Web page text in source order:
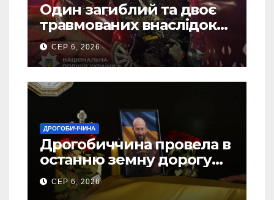
Один загиблий та двоє
травмованих внаслідок
ДТП на Самбірщині
СЕР 6, 2026
ДРОГОБИЧЧИНА
Дрогобиччина провела в
останню земну дорогу
свого Захисника – Олега
Торського
СЕР 6, 2026